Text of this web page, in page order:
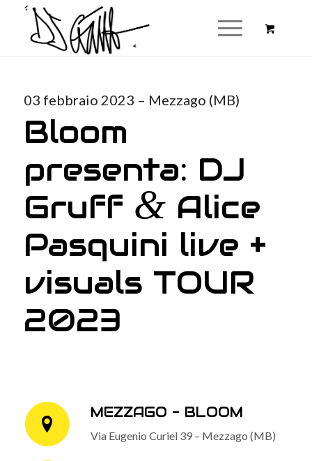
03 febbraio 2023 – Mezzago (MB)
Bloom
presenta: DJ
Gruff &Alice
Pasquini live +
visuals TOUR
2023
MEZZAGO - BLOOM
Via Eugenio Curiel 39 – Mezzago (MB)